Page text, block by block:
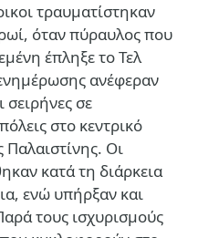
τραυματίστηκαν
όταν πύραυλος που
έπληξε το Τελ
ανέφεραν
σειρήνες σε
στο κεντρικό
Παλαιστίνης. Οι
κατά τη διάρκεια
ενώ υπήρξαν και
τους ισχυρισμούς